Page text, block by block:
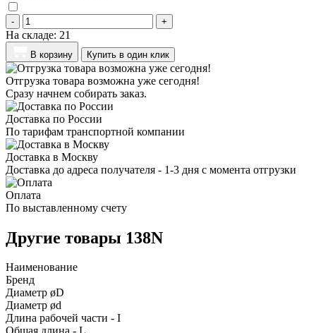
- +
На складе: 21
В корзину Купить в один клик
Отгрузка товара возможна уже сегодня!
Сразу начнем собирать заказ.
Доставка по России
По тарифам транспортной компании
Доставка в Москву
Доставка до адреса получателя - 1-3 дня с момента отгрузки
Оплата
По выставленному счету
Другие товары 138N
Наименование
Бренд
Диаметр øD
Диаметр ød
Длина рабочей части - I